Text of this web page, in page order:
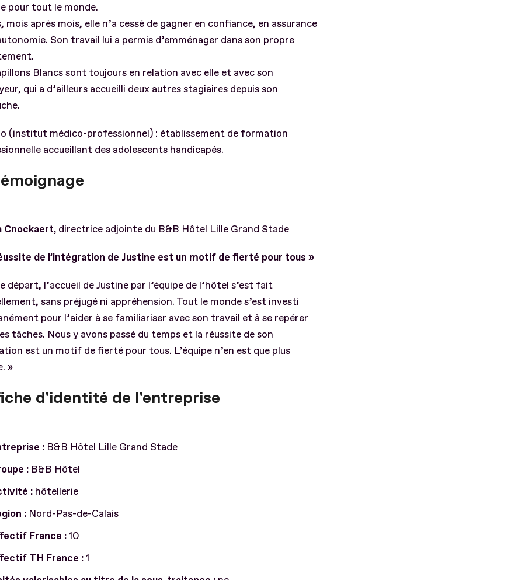
pour tout le monde.
mois après mois, elle n’a cessé de gagner en confiance, en assurance
Son travail lui a permis d’emménager dans son propre
Blancs sont toujours en relation avec elle et avec son
qui a d’ailleurs accueilli deux autres stagiaires depuis son
(institut médico-professionnel) : établissement de formation
accueillant des adolescents handicapés.
Cnockaert, directrice adjointe du B&B Hôtel Lille Grand Stade
de l’intégration de Justine est un motif de fierté pour tous »
départ, l’accueil de Justine par l’équipe de l’hôtel s’est fait
sans préjugé ni appréhension. Tout le monde s’est investi
pour l’aider à se familiariser avec son travail et à se repérer
tâches. Nous y avons passé du temps et la réussite de son
est un motif de fierté pour tous. L’équipe n’en est que plus
»
d'identité de l'entreprise
: B&B Hôtel Lille Grand Stade
: B&B Hôtel
: hôtellerie
: Nord-Pas-de-Calais
France :10
TH France :1